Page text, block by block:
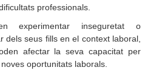
professionals.
experimentar inseguretat o
dels seus fills en el context laboral,
afectar la seva capacitat per
oportunitats laborals.